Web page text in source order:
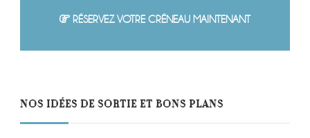
RÉSERVEZ VOTRE CRÉNEAU MAINTENANT
NOS IDÉES DE SORTIE ET BONS PLANS